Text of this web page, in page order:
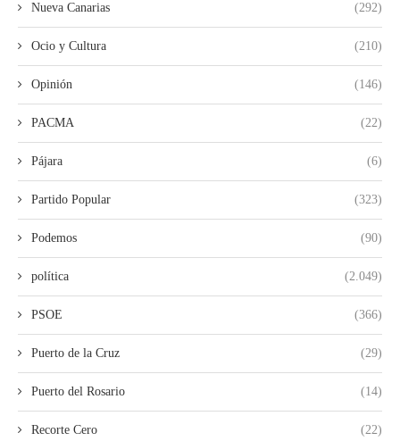
Nueva Canarias (292)
Ocio y Cultura (210)
Opinión (146)
PACMA (22)
Pájara (6)
Partido Popular (323)
Podemos (90)
política (2.049)
PSOE (366)
Puerto de la Cruz (29)
Puerto del Rosario (14)
Recorte Cero (22)